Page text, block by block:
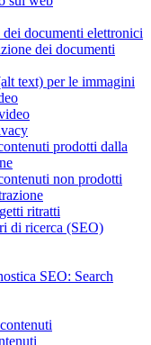
documenti elettronici
dei documenti
text) per le immagini
prodotti dalla
non prodotti
ritratti
di ricerca (SEO)
SEO: Search